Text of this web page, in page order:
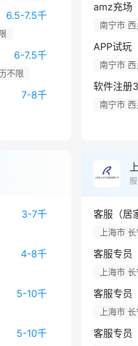
6.5-7.5千
6-7.5千
不限
7-8千
amz充场
南宁市 西
APP试玩
南宁市 西
软件注册
南宁市 西
3-7千
4-8千
5-10千
5-10千
客服（居
上海市
客服专员
上海市
客服专员
上海市
客服专员